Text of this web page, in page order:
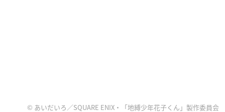
© あいだいろ／SQUARE ENIX・「地縛少年花子くん」製作委員会